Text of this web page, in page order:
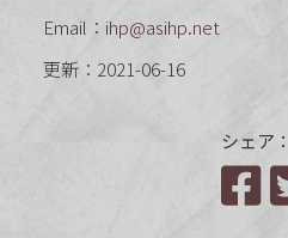
Email： ihp@asihp.net
更新：2021-06-16
シェア：